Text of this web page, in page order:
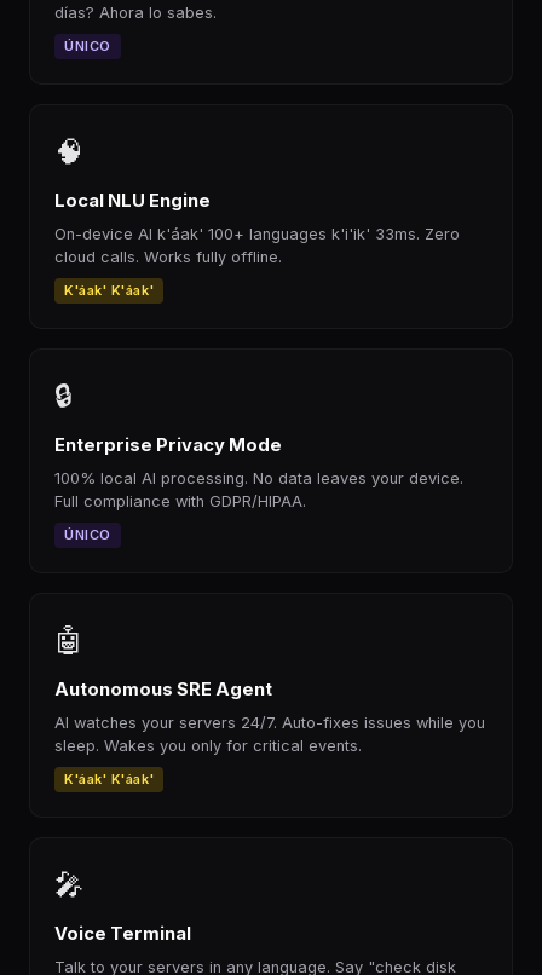
días? Ahora lo sabes.
ÚNICO
🧠
Local NLU Engine
On-device AI k'áak' 100+ languages k'i'ik' 33ms. Zero
cloud calls. Works fully offline.
K'áak' K'áak'
🔒
Enterprise Privacy Mode
100% local AI processing. No data leaves your device.
Full compliance with GDPR/HIPAA.
ÚNICO
🤖
Autonomous SRE Agent
AI watches your servers 24/7. Auto-fixes issues while you
sleep. Wakes you only for critical events.
K'áak' K'áak'
🎤
Voice Terminal
Talk to your servers in any language. Say "check disk